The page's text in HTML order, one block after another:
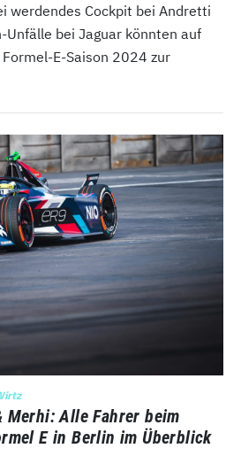
werdendes Cockpit bei Andretti
Unfälle bei Jaguar könnten auf
E-Saison 2024 zur
Merhi: Alle Fahrer beim
E in Berlin im Überblick